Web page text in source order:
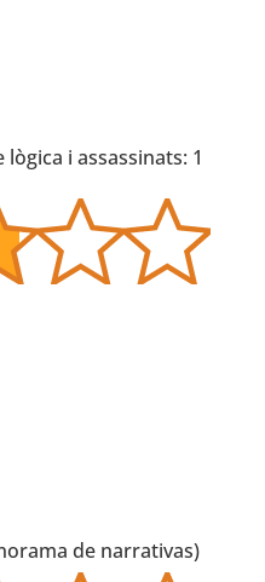
i assassinats: 1
de narrativas)